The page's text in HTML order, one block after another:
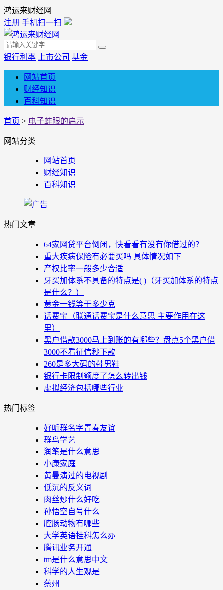
鸿运来财经网
注册 手机扫一扫
银行利率 上市公司 基金
网站首页
财经知识
百科知识
首页 > 电子蛙眼的启示
网站分类
网站首页
财经知识
百科知识
热门文章
64家网贷平台倒闭，快看看有没有你借过的？
重大疾病保险有必要买吗 具体情况如下
产权比率一般多少合适
牙买加体系不具备的特点是( )（牙买加体系的特点
是什么？）
黄金一钱等于多少克
话费宝（联通话费宝是什么意思 主要作用在这
里）
黑户借款3000马上到账的有哪些？盘点5个黑户借
3000不看征信秒下款
260是多大码的鞋男鞋
银行卡限制额度了怎么转出钱
虚拟经济包括哪些行业
热门标签
好听群名字青春友谊
群鸟学艺
润笔是什么意思
小康家庭
黄曼演过的电视剧
低沉的反义词
肉丝炒什么好吃
孙悟空自号什么
腔肠动物有哪些
大学英语挂科怎么办
腾讯业务开通
tm是什么意思中文
科学的人生观是
蔡州